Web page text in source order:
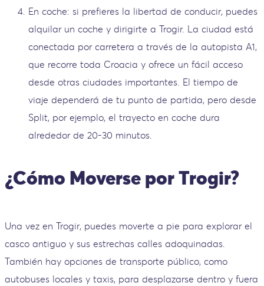
En coche: si prefieres la libertad de conducir, puedes
alquilar un coche y dirigirte a Trogir. La ciudad está
conectada por carretera a través de la autopista A1,
que recorre toda Croacia y ofrece un fácil acceso
desde otras ciudades importantes. El tiempo de
viaje dependerá de tu punto de partida, pero desde
Split, por ejemplo, el trayecto en coche dura
alrededor de 20-30 minutos.
¿Cómo Moverse por Trogir?
Una vez en Trogir, puedes moverte a pie para explorar el
casco antiguo y sus estrechas calles adoquinadas.
También hay opciones de transporte público, como
autobuses locales y taxis, para desplazarse dentro y fuera